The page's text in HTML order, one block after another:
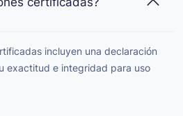
incluyen una declaración
exactitud e integridad para uso